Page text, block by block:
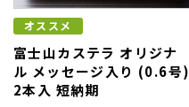
オススメ
富士山カステラ オリジナ
ル メッセージ入り (0.6号)
2本入 短納期